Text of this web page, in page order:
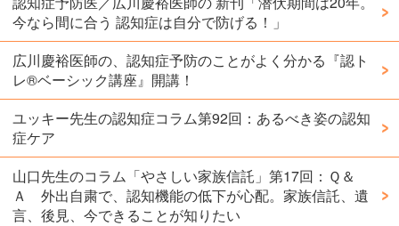
今なら間に合う 認知症は自分で防げる！」
広川慶裕医師の、認知症予防のことがよく分かる『認ト
レ®️ベーシック講座』開講！
ユッキー先生の認知症コラム第92回：あるべき姿の認知
症ケア
山口先生のコラム「やさしい家族信託」第17回：Ｑ＆
Ａ 外出自粛で、認知機能の低下が心配。家族信託、遺
言、後見、今できることが知りたい